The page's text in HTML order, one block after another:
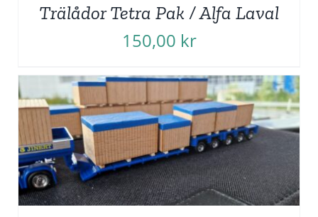
Trälådor Tetra Pak / Alfa Laval
150,00 kr